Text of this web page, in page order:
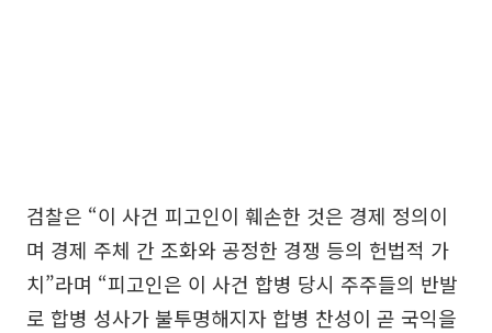
검찰은 “이 사건 피고인이 훼손한 것은 경제 정의이
며 경제 주체 간 조화와 공정한 경쟁 등의 헌법적 가
치”라며 “피고인은 이 사건 합병 당시 주주들의 반발
로 합병 성사가 불투명해지자 합병 찬성이 곧 국익을